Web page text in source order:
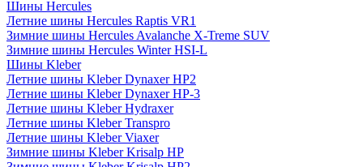
Шины Hercules
Летние шины Hercules Raptis VR1
Зимние шины Hercules Avalanche X-Treme SUV
Зимние шины Hercules Winter HSI-L
Шины Kleber
Летние шины Kleber Dynaxer HP2
Летние шины Kleber Dynaxer HP-3
Летние шины Kleber Hydraxer
Летние шины Kleber Transpro
Летние шины Kleber Viaxer
Зимние шины Kleber Krisalp HP